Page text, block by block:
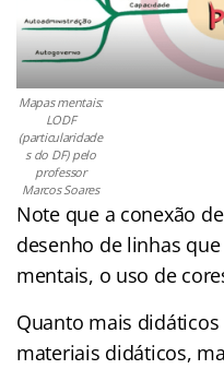
Mapas mentais:
LODF
(particularidade
s do DF) pelo
professor
Marcos Soares
Note que a conexão
desenho de linhas
mentais, o uso de
Quanto mais
materiais didáticos,